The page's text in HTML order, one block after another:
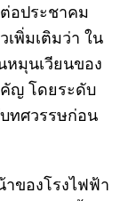
อประชาคม
เพิ่มเติมว่า ใน
หมุนเวียนของ
ญ โดยระดับ
ทศวรรษก่อน
ของโรงไฟฟ้า